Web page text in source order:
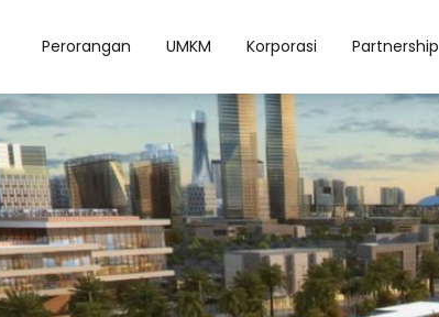
Perorangan UMKM Korporasi Partnership